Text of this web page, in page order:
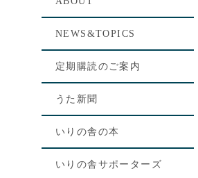
NEWS&TOPICS
定期購読のご案内
うた新聞
いりの舎の本
いりの舎サポーターズ